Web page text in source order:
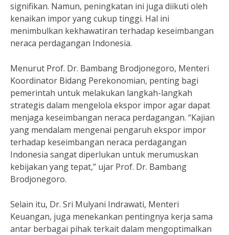
signifikan. Namun, peningkatan ini juga diikuti oleh
kenaikan impor yang cukup tinggi. Hal ini
menimbulkan kekhawatiran terhadap keseimbangan
neraca perdagangan Indonesia.
Menurut Prof. Dr. Bambang Brodjonegoro, Menteri
Koordinator Bidang Perekonomian, penting bagi
pemerintah untuk melakukan langkah-langkah
strategis dalam mengelola ekspor impor agar dapat
menjaga keseimbangan neraca perdagangan. “Kajian
yang mendalam mengenai pengaruh ekspor impor
terhadap keseimbangan neraca perdagangan
Indonesia sangat diperlukan untuk merumuskan
kebijakan yang tepat,” ujar Prof. Dr. Bambang
Brodjonegoro.
Selain itu, Dr. Sri Mulyani Indrawati, Menteri
Keuangan, juga menekankan pentingnya kerja sama
antar berbagai pihak terkait dalam mengoptimalkan